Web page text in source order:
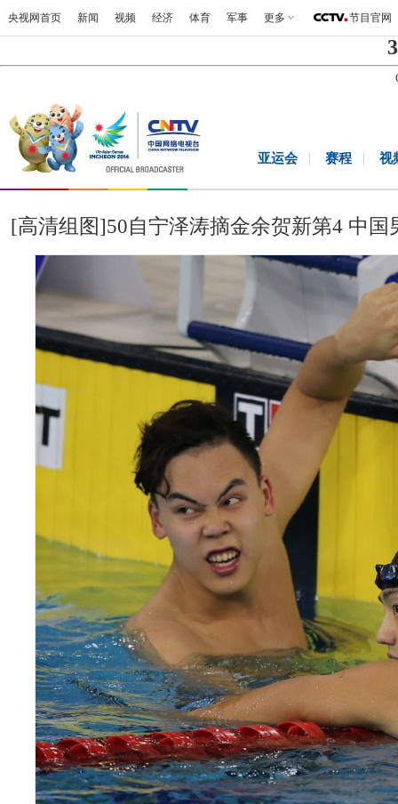
央视网首页 新闻 视频 经济 体育 军事 更多 节目官网
亚运会 赛程 视
[高清组图]50自宁泽涛摘金余贺新第4 中国